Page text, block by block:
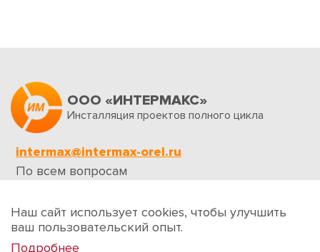
ООО «ИНТЕРМАКС»
Инсталляция проектов полного цикла
intermax@intermax-orel.ru
По всем вопросам
Обратная связь
Наш сайт использует cookies, чтобы улучшить
ваш пользовательский опыт.
Подробнее